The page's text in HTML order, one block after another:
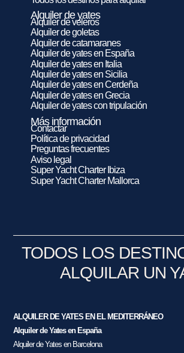
Alquiler de yates
Alquiler de veleros
Alquiler de goletas
Alquiler de catamaranes
Alquiler de yates en España
Alquiler de yates en Italia
Alquiler de yates en Sicilia
Alquiler de yates en Cerdeña
Alquiler de yates en Grecia
Alquiler de yates con tripulación
Más información
Contactar
Política de privacidad
Preguntas frecuentes
Aviso legal
Super Yacht Charter Ibiza
Super Yacht Charter Mallorca
TODOS LOS
ALQUILAR UN
ALQUILER DE YATES EN EL MEDITERRÁNEO
Alquiler de Yates en España
Alquiler de Yates en Barcelona